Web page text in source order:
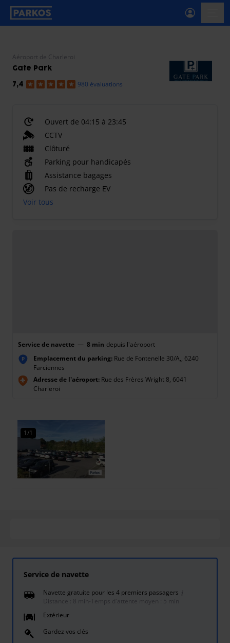
étiquette-de-navigation-principale
Aéroport de Charleroi
Gate Park
7,4 980 évaluations
Ouvert de 04:15 à 23:45
CCTV
Clôturé
Parking pour handicapés
Assistance bagages
Pas de recharge EV
Voir tous
Service de navette — 8 min depuis l'aéroport
P Emplacement du parking: Rue de Fontenelle 30/A,, 6240
Farciennes
Adresse de l'aéroport: Rue des Frères Wright 8, 6041
Charleroi
1/1
Service de navette
Navette gratuite pour les 4 premiers passagers
Distance : 8 min
Temps d'attente moyen : 5 min
Extérieur
Gardez vos clés